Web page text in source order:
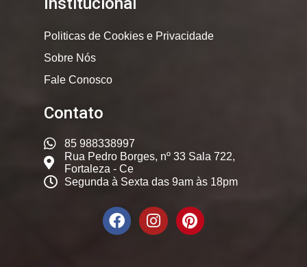
Politicas de Cookies e Privacidade
Sobre Nós
Fale Conosco
Contato
85 988338997
Rua Pedro Borges, nº 33 Sala 722,
Fortaleza - Ce
Segunda à Sexta das 9am às 18pm